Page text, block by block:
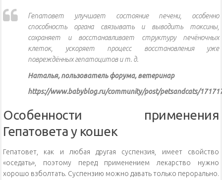
Гепатовет улучшает состояние печени, особенно
способность органа связывать и выводить токсины,
сохраняет и восстанавливает структуру печёночных
клеток, ускоряет процесс восстановления уже
повреждённых гепатоцитов и т. д.
Наталья, пользователь форума, ветеринар
https://www.babyblog.ru/community/post/petsandcats/
Особенности применения
Гепатовета у кошек
Гепатовет, как и любая другая суспензия, имеет свойство
«оседать», поэтому перед применением лекарство нужно
хорошо взболтать. Суспензию можно давать только перорально.